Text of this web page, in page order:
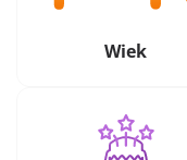
Wiek